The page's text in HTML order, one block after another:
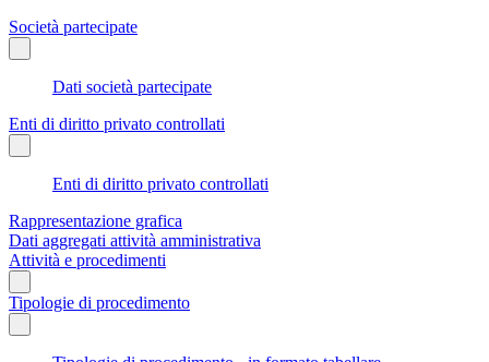
Società partecipate
Dati società partecipate
Enti di diritto privato controllati
Enti di diritto privato controllati
Rappresentazione grafica
Dati aggregati attività amministrativa
Attività e procedimenti
Tipologie di procedimento